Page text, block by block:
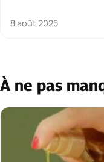
8 août 2025
À ne pas